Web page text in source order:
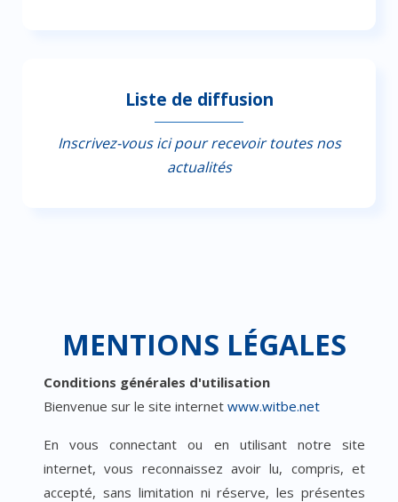
Liste de diffusion
Inscrivez-vous ici pour recevoir toutes nos
actualités
MENTIONS LÉGALES
Conditions générales d'utilisation
Bienvenue sur le site internet www.witbe.net
En vous connectant ou en utilisant notre site
internet, vous reconnaissez avoir lu, compris, et
accepté, sans limitation ni réserve, les présentes